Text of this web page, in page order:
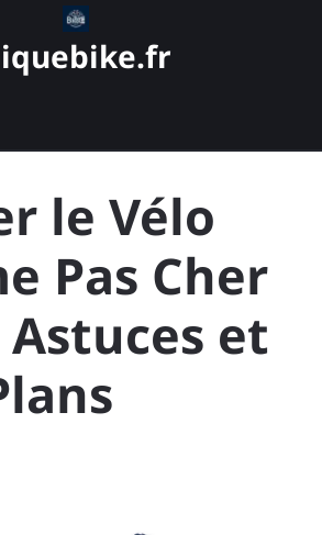
le Vélo
Pas Cher
et